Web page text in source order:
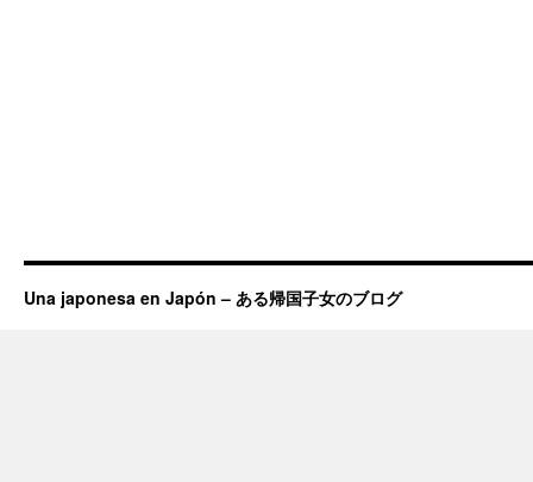
Una japonesa en Japón – ある帰国子女のブログ